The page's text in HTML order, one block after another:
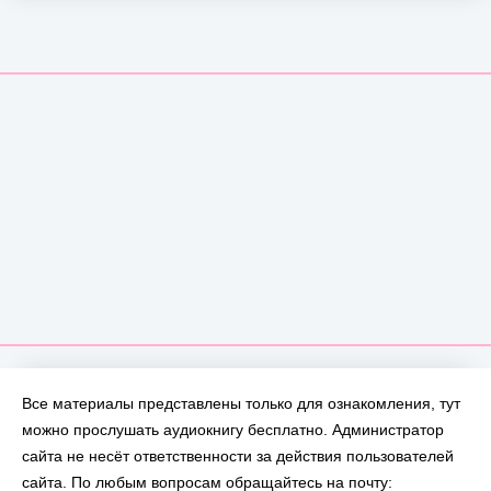
Все материалы представлены только для ознакомления, тут
можно прослушать аудиокнигу бесплатно. Администратор
сайта не несёт ответственности за действия пользователей
сайта. По любым вопросам обращайтесь на почту: